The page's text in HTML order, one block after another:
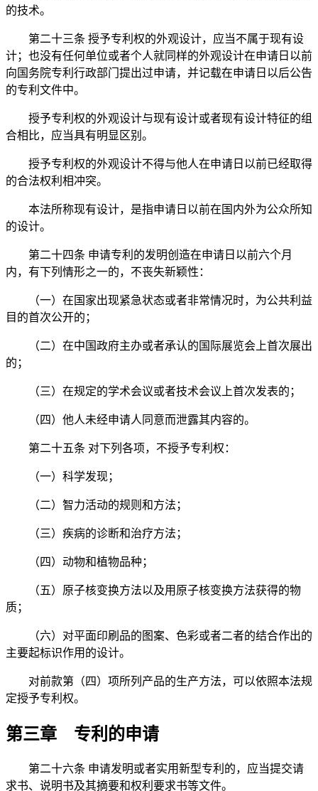
的技术。
第二十三条 授予专利权的外观设计，应当不属于现有设
计；也没有任何单位或者个人就同样的外观设计在申请日以前
向国务院专利行政部门提出过申请，并记载在申请日以后公告
的专利文件中。
授予专利权的外观设计与现有设计或者现有设计特征的组
合相比，应当具有明显区别。
授予专利权的外观设计不得与他人在申请日以前已经取得
的合法权利相冲突。
本法所称现有设计，是指申请日以前在国内外为公众所知
的设计。
第二十四条 申请专利的发明创造在申请日以前六个月
内，有下列情形之一的，不丧失新颖性：
（一）在国家出现紧急状态或者非常情况时，为公共利益
目的首次公开的；
（二）在中国政府主办或者承认的国际展览会上首次展出
的；
（三）在规定的学术会议或者技术会议上首次发表的；
（四）他人未经申请人同意而泄露其内容的。
第二十五条 对下列各项，不授予专利权：
（一）科学发现；
（二）智力活动的规则和方法；
（三）疾病的诊断和治疗方法；
（四）动物和植物品种；
（五）原子核变换方法以及用原子核变换方法获得的物
质；
（六）对平面印刷品的图案、色彩或者二者的结合作出的
主要起标识作用的设计。
对前款第（四）项所列产品的生产方法，可以依照本法规
定授予专利权。
第三章 专利的申请
第二十六条 申请发明或者实用新型专利的，应当提交请
求书、说明书及其摘要和权利要求书等文件。